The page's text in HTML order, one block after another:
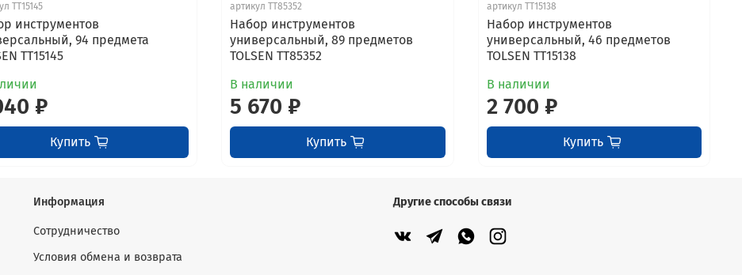
TT15145
инструментов
94 предмета
TT15145
₽
Купить
артикул TT85352
Набор инструментов
универсальный, 89 предметов
TOLSEN TT85352
В наличии
5 670 ₽
Купить
артикул TT15138
Набор инструментов
универсальный, 46 предметов
TOLSEN TT15138
В наличии
2 700 ₽
Купить
Информация
Сотрудничество
Условия обмена и возврата
Другие способы связи